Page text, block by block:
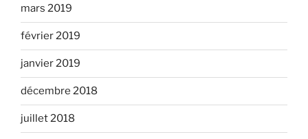
mars 2019
février 2019
janvier 2019
décembre 2018
juillet 2018